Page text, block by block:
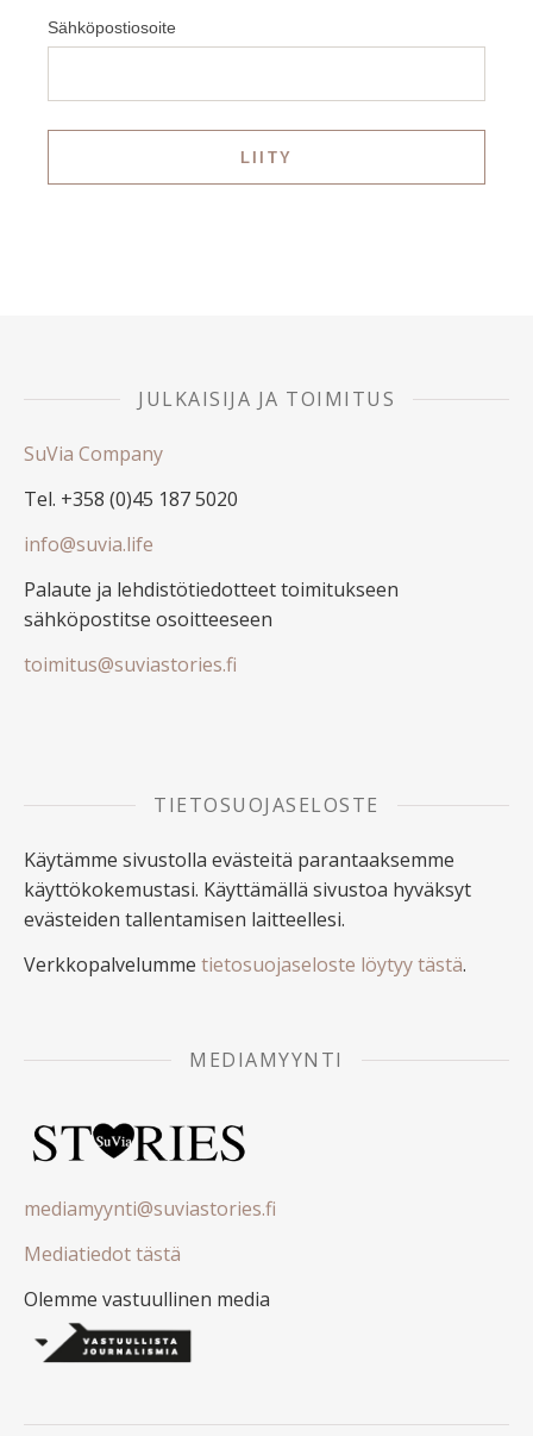
Sähköpostiosoite
JULKAISIJA JA TOIMITUS
SuVia Company
Tel. +358 (0)45 187 5020
info@suvia.life
Palaute ja lehdistötiedotteet toimitukseen
sähköpostitse osoitteeseen
toimitus@suviastories.fi
TIETOSUOJASELOSTE
Käytämme sivustolla evästeitä parantaaksemme
käyttökokemustasi. Käyttämällä sivustoa hyväksyt
evästeiden tallentamisen laitteellesi.
Verkkopalvelumme tietosuojaseloste löytyy tästä.
MEDIAMYYNTI
mediamyynti@suviastories.fi
Mediatiedot tästä
Olemme vastuullinen media